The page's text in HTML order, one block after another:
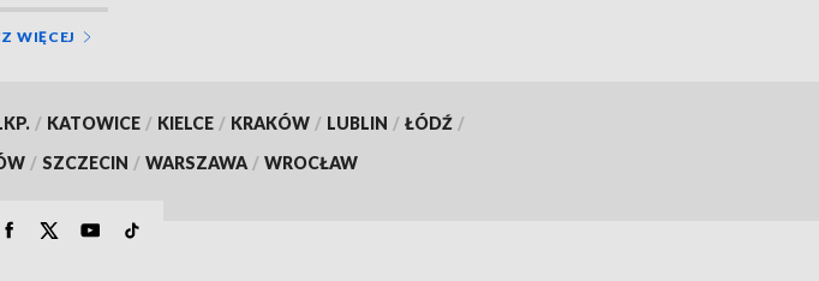
WIĘCEJ
/ KATOWICE / KIELCE / KRAKÓW / LUBLIN / ŁÓDŹ /
/ SZCZECIN / WARSZAWA / WROCŁAW